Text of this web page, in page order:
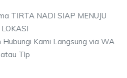
TIRTA NADI SIAP MENUJU
LOKASI
Kami Langsung via WA
atau Tlp